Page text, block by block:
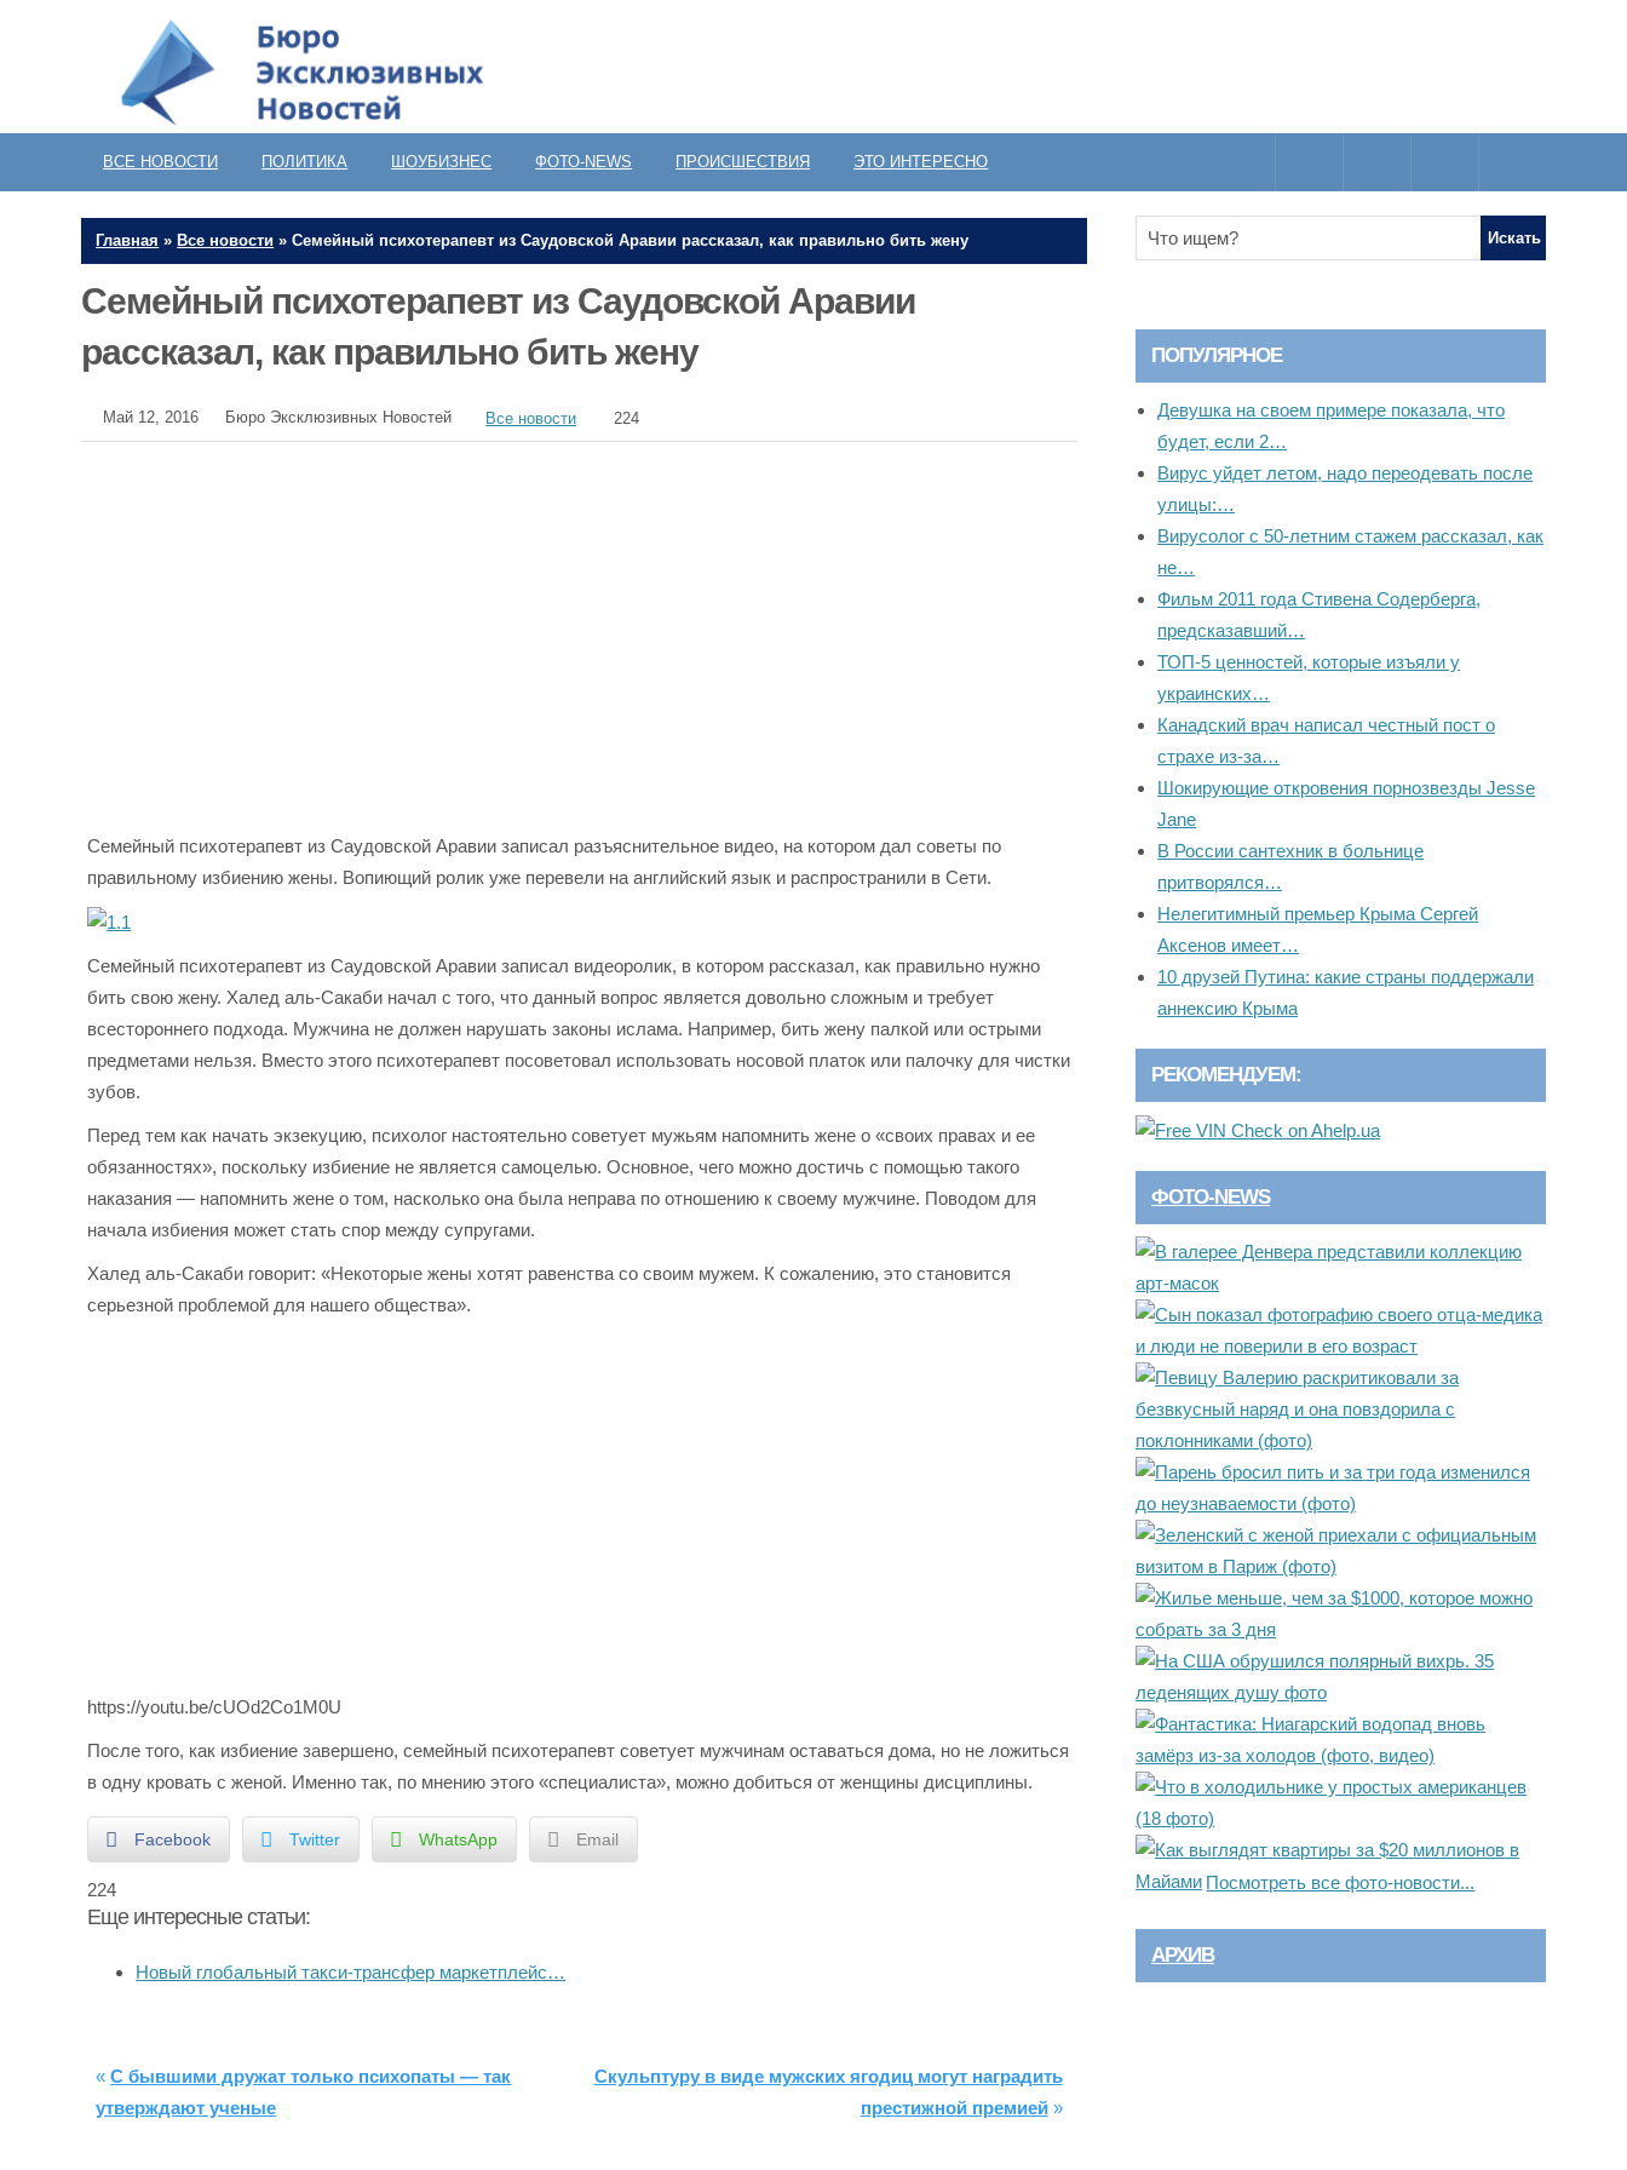
ВСЕ НОВОСТИ ПОЛИТИКА ШОУБИЗНЕС ФОТО-NEWS ПРОИСШЕСТВИЯ ЭТО ИНТЕРЕСНО
Главная » Все новости »Семейный психотерапевт из Саудовской Аравии рассказал, как правильно бить жену
Семейный психотерапевт из Саудовской Аравии
рассказал, как правильно бить жену
Май 12, 2016 Бюро Эксклюзивных Новостей Все новости 224
Семейный психотерапевт из Саудовской Аравии записал разъяснительное видео, на котором дал советы по
правильному избиению жены. Вопиющий ролик уже перевели на английский язык и распространили в Сети.
Семейный психотерапевт из Саудовской Аравии записал видеоролик, в котором рассказал, как правильно нужно
бить свою жену. Халед аль-Сакаби начал с того, что данный вопрос является довольно сложным и требует
всестороннего подхода. Мужчина не должен нарушать законы ислама. Например, бить жену палкой или острыми
предметами нельзя. Вместо этого психотерапевт посоветовал использовать носовой платок или палочку для чистки
зубов.
Перед тем как начать экзекуцию, психолог настоятельно советует мужьям напомнить жене о «своих правах и ее
обязанностях», поскольку избиение не является самоцелью. Основное, чего можно достичь с помощью такого
наказания — напомнить жене о том, насколько она была неправа по отношению к своему мужчине. Поводом для
начала избиения может стать спор между супругами.
Халед аль-Сакаби говорит: «Некоторые жены хотят равенства со своим мужем. К сожалению, это становится
серьезной проблемой для нашего общества».
https://youtu.be/cUOd2Co1M0U
После того, как избиение завершено, семейный психотерапевт советует мужчинам оставаться дома, но не ложиться
в одну кровать с женой. Именно так, по мнению этого «специалиста», можно добиться от женщины дисциплины.
Facebook Twitter WhatsApp Email
224
Еще интересные статьи:
Новый глобальный такси-трансфер маркетплейс…
«C бывшими дружат только психопаты — так
утверждают ученые
Скульптуру в виде мужских ягодиц могут наградить
престижной премией»
ПОПУЛЯРНОЕ
Девушка на своем примере показала, что
будет, если 2…
Вирус уйдет летом, надо переодевать после
улицы:…
Вирусолог с 50-летним стажем рассказал, как
не…
Фильм 2011 года Стивена Содерберга,
предсказавший…
ТОП-5 ценностей, которые изъяли у
украинских…
Канадский врач написал честный пост о
страхе из-за…
Шокирующие откровения порнозвезды Jesse
Jane
В России сантехник в больнице
притворялся…
Нелегитимный премьер Крыма Сергей
Аксенов имеет…
10 друзей Путина: какие страны поддержали
аннексию Крыма
РЕКОМЕНДУЕМ:
ФОТО-NEWS
Посмотреть все фото-новости...
АРХИВ